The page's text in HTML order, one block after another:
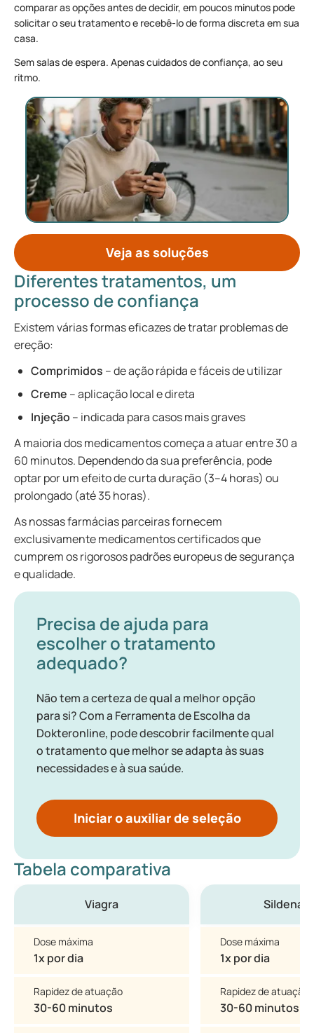
comparar as opções antes de decidir, em poucos minutos pode
solicitar o seu tratamento e recebê-lo de forma discreta em sua
casa.
Sem salas de espera. Apenas cuidados de confiança, ao seu
ritmo.
Veja as soluções
Diferentes tratamentos, um
processo de confiança
Existem várias formas eficazes de tratar problemas de
ereção:
Comprimidos – de ação rápida e fáceis de utilizar
Creme – aplicação local e direta
Injeção – indicada para casos mais graves
A maioria dos medicamentos começa a atuar entre 30 a
60 minutos. Dependendo da sua preferência, pode
optar por um efeito de curta duração (3–4 horas) ou
prolongado (até 35 horas).
As nossas farmácias parceiras fornecem
exclusivamente medicamentos certificados que
cumprem os rigorosos padrões europeus de segurança
e qualidade.
Precisa de ajuda para
escolher o tratamento
adequado?
Não tem a certeza de qual a melhor opção
para si? Com a Ferramenta de Escolha da
Dokteronline, pode descobrir facilmente qual
o tratamento que melhor se adapta às suas
necessidades e à sua saúde.
Iniciar o auxiliar de seleção
Tabela comparativa
Viagra
Dose máxima
1x por dia
Rapidez de atuação
30-60 minutos
Sildenafil
Dose máxima
1x por dia
Rapidez de atuação
30-60 minutos